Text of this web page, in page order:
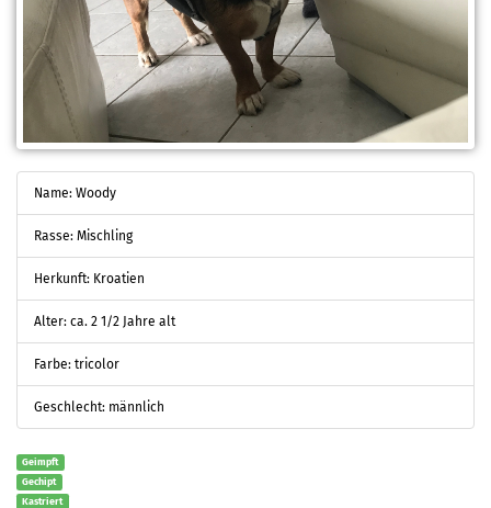
Name: Woody
Rasse: Mischling
Herkunft: Kroatien
Alter: ca. 2 1/2 Jahre alt
Farbe: tricolor
Geschlecht: männlich
Geimpft
Gechipt
Kastriert